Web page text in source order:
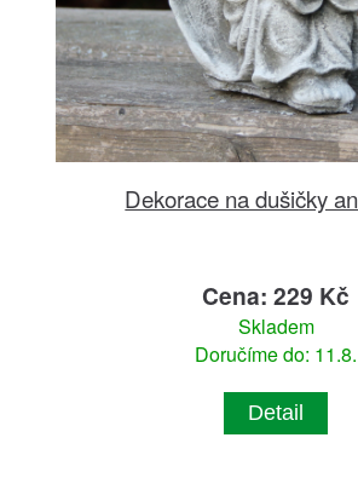
Dekorace na dušičky
Cena: 229 Kč
Skladem
Doručíme do: 11.8.
Detail